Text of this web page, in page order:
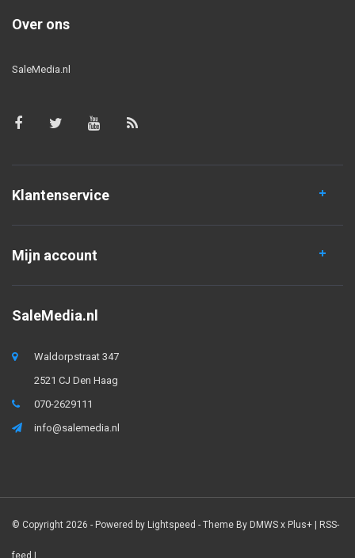
Over ons
SaleMedia.nl
Klantenservice
Mijn account
SaleMedia.nl
Waldorpstraat 347
2521 CJ Den Haag
070-2629111
info@salemedia.nl
© Copyright 2026 - Powered by Lightspeed - Theme By DMWS x Plus+ | RSS-
feed |